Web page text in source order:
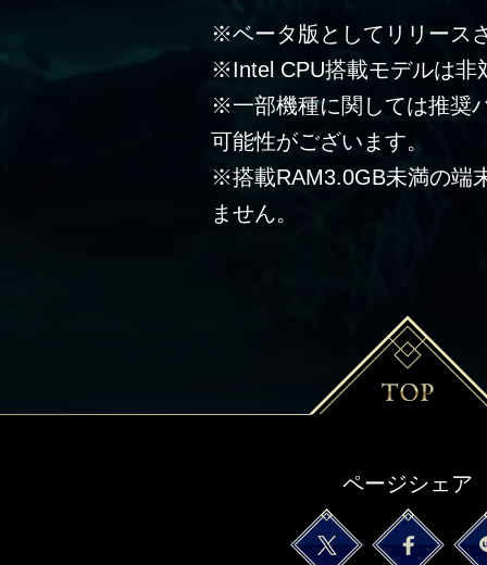
※ベータ版としてリリース
※Intel CPU搭載モデルは非
※一部機種に関しては推奨
可能性がございます。
※搭載RAM3.0GB未満の端
ません。
ページシェア